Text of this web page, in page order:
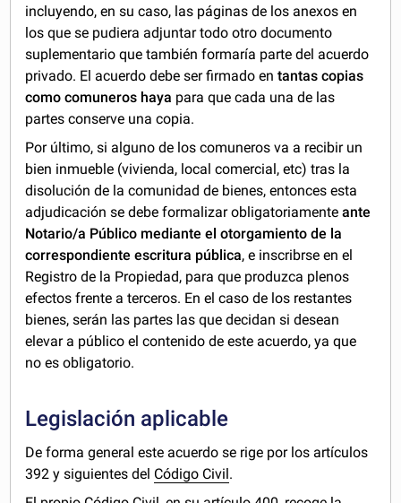
incluyendo, en su caso, las páginas de los anexos en
los que se pudiera adjuntar todo otro documento
suplementario que también formaría parte del acuerdo
privado. El acuerdo debe ser firmado entantas copias
como comuneros haya para que cada una de las
partes conserve una copia.
Por último, si alguno de los comuneros va a recibir un
bien inmueble (vivienda, local comercial, etc) tras la
disolución de la comunidad de bienes, entonces esta
adjudicación se debe formalizar obligatoriamenteante
Notario/a Público mediante el otorgamiento de la
correspondiente escritura pública, e inscribrse en el
Registro de la Propiedad, para que produzca plenos
efectos frente a terceros. En el caso de los restantes
bienes, serán las partes las que decidan si desean
elevar a público el contenido de este acuerdo, ya que
no es obligatorio.
Legislación aplicable
De forma general este acuerdo se rige por los artículos
392 y siguientes del Código Civil.